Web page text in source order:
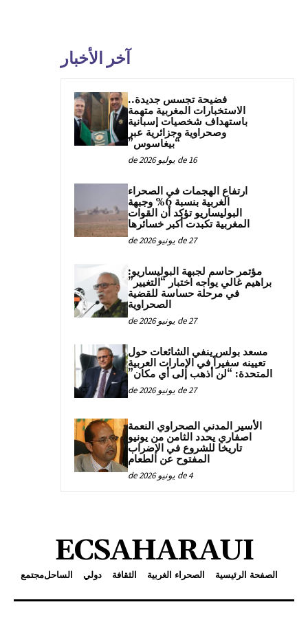
آخر الأخبار
فضيحة تجسس جديدة..
الاستخبارات المغربية متهمة
باستهداف شخصيات إسبانية
وصحراوية وجزائرية عبر
“بيغاسوس”
16 de يوليو de 2026
ارتفاع الهجمات في الصحراء
الغربية بنسبة 6% وجبهة
البوليساريو تؤكد أن القوات
المغربية تكبدت أكبر خسائرها
27 de يونيو de 2026
مؤتمر حاسم لجبهة البوليساريو:
براهيم غالي يواجه اختبار “التغيير”
في مرحلة حساسة للقضية
الصحراوية
27 de يونيو de 2026
مسعد بولس ينفي الشائعات حول
تعيينه سفيراً في الإمارات العربية
المتحدة: “لن أذهب إلى أي مكان”
27 de يونيو de 2026
الأسير المدني الصحراوي النعمة
اصفاري يحدد الثامن من يونيو
تاريخا للشروع في الإضراب
المفتوح عن الطعام
4 de يونيو de 2026
ECSAHARAUI
الصفحة الرئيسية الصحراء الغربية الثقافة دولي الساحلمجتمع